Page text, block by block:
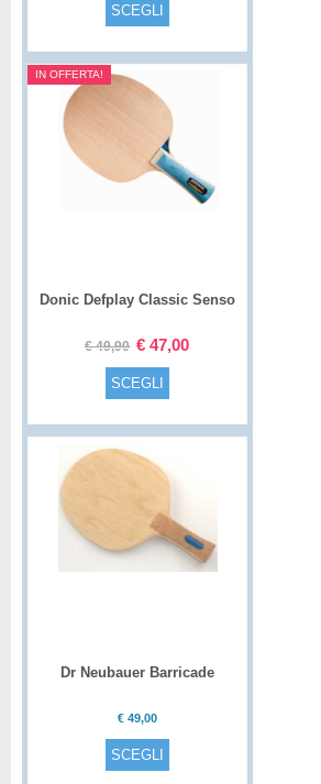
SCEGLI
IN OFFERTA!
Donic Defplay Classic Senso
€49,90 € 47,00
SCEGLI
Dr Neubauer Barricade
€ 49,00
SCEGLI